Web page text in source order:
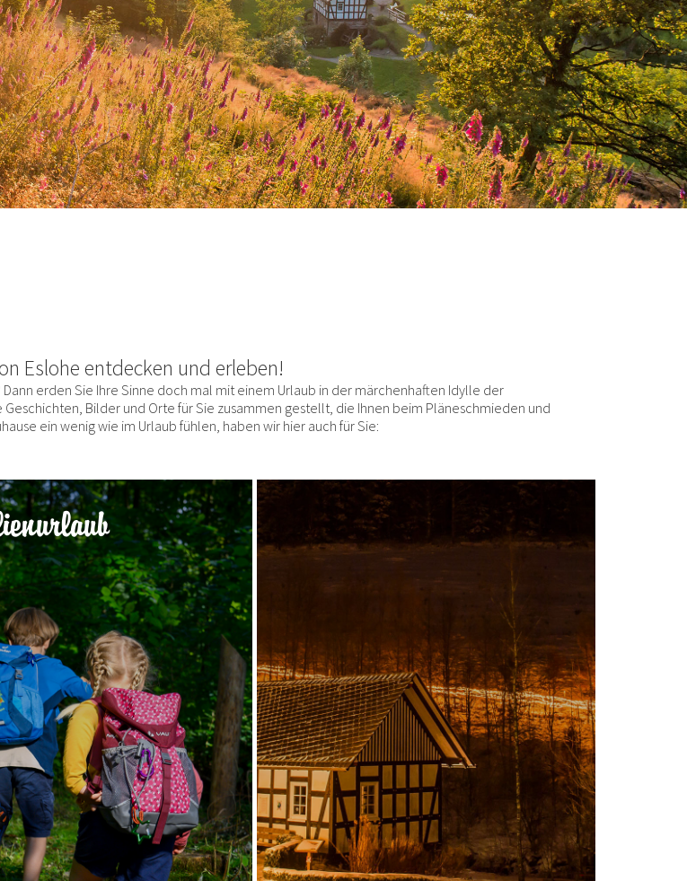
Eslohe entdecken und erleben!
Dann erden Sie Ihre Sinne doch mal mit einem Urlaub in der märchenhaften Idylle der
Bilder und Orte für Sie zusammen gestellt, die Ihnen beim Pläneschmieden und
ein wenig wie im Urlaub fühlen, haben wir hier auch für Sie: